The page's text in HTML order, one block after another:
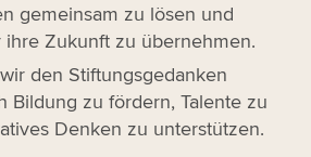
gemeinsam zu lösen und
Zukunft zu übernehmen.
den Stiftungs­gedanken
Bildung zu fördern, Talente zu
Denken zu unterstützen.